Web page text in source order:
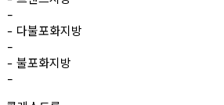
-
- 다불포화지방
-
- 불포화지방
-